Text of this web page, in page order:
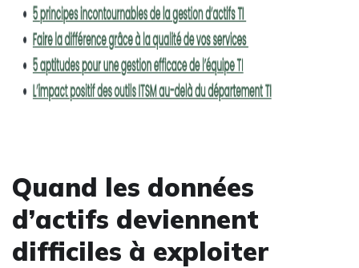
Quand les données
d’actifs deviennent
difficiles à exploiter